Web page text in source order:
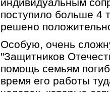
поступило больше 4
решено
Особую, очень
"Защитников
помощь семьям
время его работы